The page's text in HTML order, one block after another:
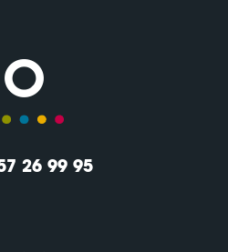
26 99 95